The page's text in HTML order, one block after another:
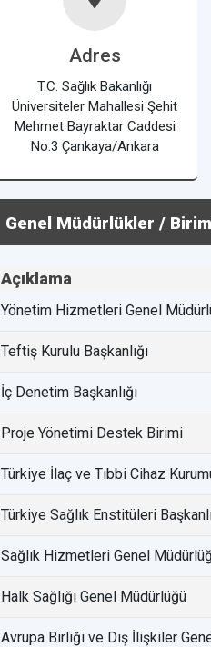
Adres
T.C. Sağlık Bakanlığı
Üniversiteler Mahallesi Şehit
Mehmet Bayraktar Caddesi
No:3 Çankaya/Ankara
Genel Müdürlükler /
Açıklama
Yönetim Hizmetleri Genel
Teftiş Kurulu Başkanlığı
İç Denetim Başkanlığı
Proje Yönetimi Destek Birimi
Türkiye İlaç ve Tıbbi Cihaz
Türkiye Sağlık Enstitüleri
Sağlık Hizmetleri Genel
Halk Sağlığı Genel Müdürlüğü
Avrupa Birliği ve Dış İlişkiler